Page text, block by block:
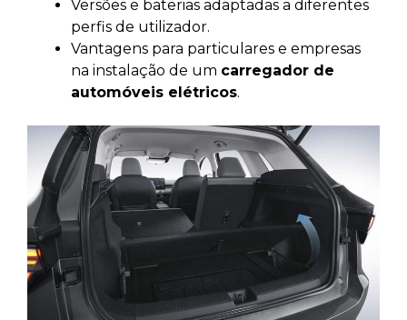
Versões e baterias adaptadas a diferentes
perfis de utilizador.
Vantagens para particulares e empresas
na instalação de um carregador de
automóveis elétricos.